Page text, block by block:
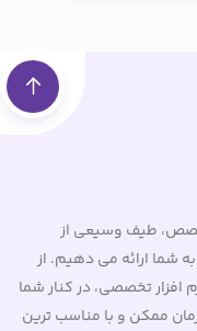
و متخصص، طیف وسیعی از
شما ارائه می دهیم. از
افزار تخصصی، در کنار شما
ممکن و با مناسب ترین